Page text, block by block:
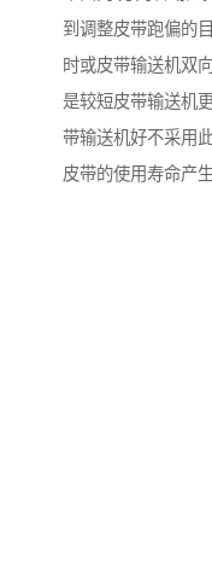
到调整皮带跑偏的
时或皮带输送机双
是较短皮带输送机
带输送机好不采用
皮带的使用寿命产